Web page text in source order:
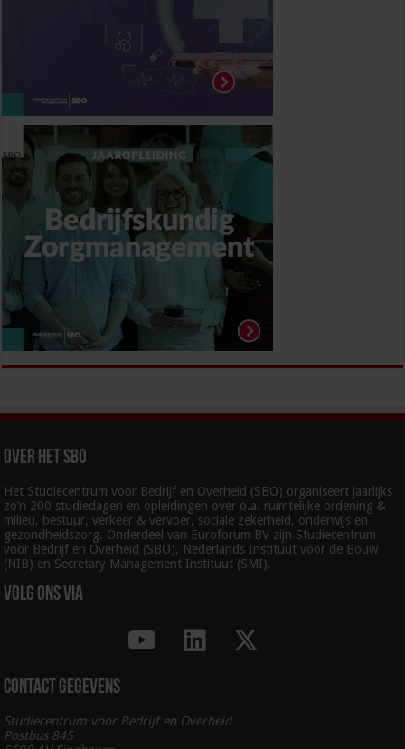
Over het SBO
Het Studiecentrum voor Bedrijf en Overheid (SBO) organiseert jaarlijks
zo’n 200 studiedagen en opleidingen over o.a. ruimtelijke ordening &
milieu, bestuur, verkeer & vervoer, sociale zekerheid, onderwijs en
gezondheidszorg. Onderdeel van Euroforum BV zijn Studiecentrum
voor Bedrijf en Overheid (SBO), Nederlands Instituut voor de Bouw
(NIB) en Secretary Management Instituut (SMI).
Volg ons via
Contact gegevens
Studiecentrum voor Bedrijf en Overheid
Postbus 845